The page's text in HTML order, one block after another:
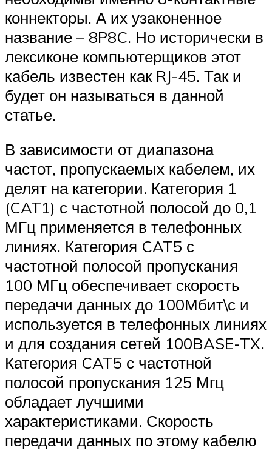
коннекторы. А их узаконенное
название – 8P8C. Но исторически в
лексиконе компьютерщиков этот
кабель известен как RJ-45. Так и
будет он называться в данной
статье.
В зависимости от диапазона
частот, пропускаемых кабелем, их
делят на категории. Категория 1
(CAT1) с частотной полосой до 0,1
МГц применяется в телефонных
линиях. Категория CAT5 с
частотной полосой пропускания
100 МГц обеспечивает скорость
передачи данных до 100Мбит\с и
используется в телефонных линиях
и для создания сетей 100BASE-TX.
Категория CAT5 с частотной
полосой пропускания 125 Мгц
обладает лучшими
характеристиками. Скорость
передачи данных по этому кабелю